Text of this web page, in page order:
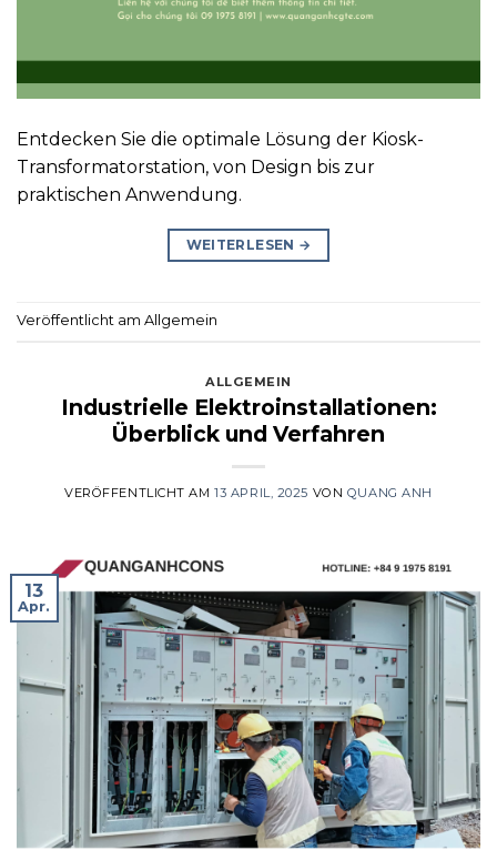
Entdecken Sie die optimale Lösung der Kiosk-
Transformatorstation, von Design bis zur
praktischen Anwendung.
WEITERLESEN →
Veröffentlicht am Allgemein
ALLGEMEIN
Industrielle Elektroinstallationen:
Überblick und Verfahren
VERÖFFENTLICHT AM13 APRIL, 2025 VON QUANG ANH
13
Apr.